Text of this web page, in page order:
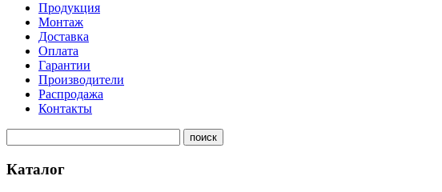
Продукция
Монтаж
Доставка
Оплата
Гарантии
Производители
Распродажа
Контакты
Каталог